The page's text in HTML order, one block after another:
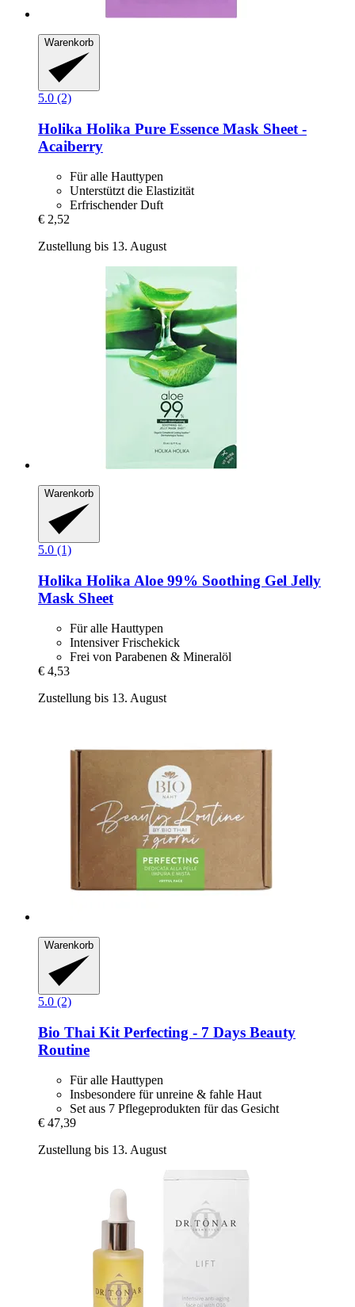
Warenkorb
5.0 (2)
Holika Holika Pure Essence Mask Sheet -​
Acaiberry
Für alle Hauttypen
Unterstützt die Elastizität
Erfrischender Duft
€ 2,52
Zustellung bis 13. August
Warenkorb
5.0 (1)
Holika Holika Aloe 99% Soothing Gel Jelly
Mask Sheet
Für alle Hauttypen
Intensiver Frischekick
Frei von Parabenen & Mineralöl
€ 4,53
Zustellung bis 13. August
Warenkorb
5.0 (2)
Bio Thai Kit Perfecting -​ 7 Days Beauty
Routine
Für alle Hauttypen
Insbesondere für unreine & fahle Haut
Set aus 7 Pflegeprodukten für das Gesicht
€ 47,39
Zustellung bis 13. August